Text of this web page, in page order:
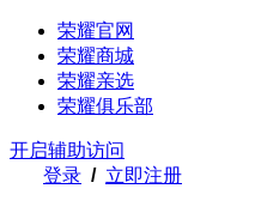
荣耀官网
荣耀商城
荣耀亲选
荣耀俱乐部
开启辅助访问
登录 / 立即注册